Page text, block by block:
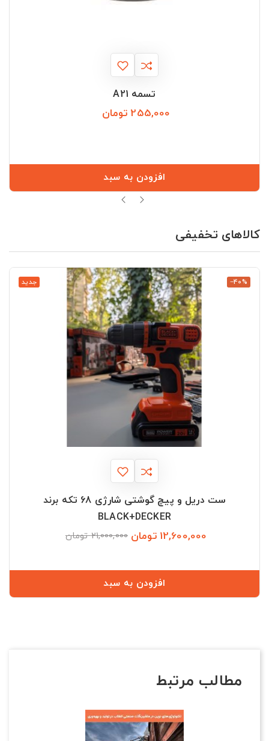
تسمه A21
255,000 تومان
افزودن به سبد
کالاهای تخفیفی
جدید ‎−40%
ست دریل و پیچ گوشتی شارژی 68 تکه برند
BLACK+DECKER
12,600,000 تومان 21,000,000 تومان
افزودن به سبد
مطالب مرتبط